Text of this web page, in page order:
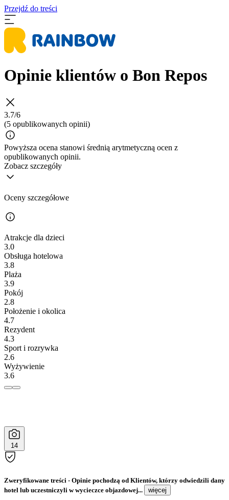
Przejdź do treści
Opinie klientów o Bon Repos
3.7/6
(5 opublikowanych opinii)
Powyższa ocena stanowi średnią arytmetyczną ocen z
opublikowanych opinii.
Zobacz szczegóły
Oceny szczegółowe
Atrakcje dla dzieci
3.0
Obsługa hotelowa
3.8
Plaża
3.9
Pokój
2.8
Położenie i okolica
4.7
Rezydent
4.3
Sport i rozrywka
2.6
Wyżywienie
3.6
14
Zweryfikowane treści - Opinie pochodzą od Klientów, którzy odwiedzili dany
hotel lub uczestniczyli w wycieczce objazdowej...
więcej